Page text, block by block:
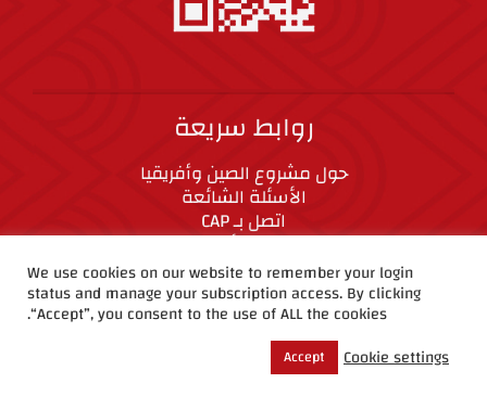
روابط سريعة
حول مشروع الصين وأفريقيا
الأسئلة الشائعة
اتصل بـ CAP
المعايير الأخلاقية
We use cookies on our website to remember your login
status and manage your subscription access. By clicking
“Accept”, you consent to the use of ALL the cookies.
Cookie settings
Accept